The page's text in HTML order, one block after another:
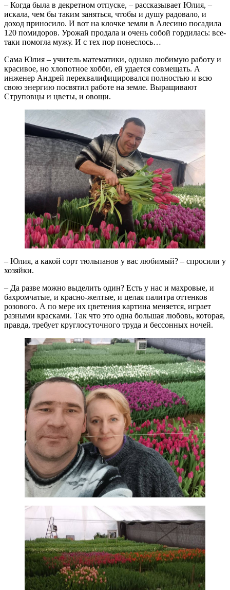
– Когда была в декретном отпуске, – рассказывает Юлия, –
искала, чем бы таким заняться, чтобы и душу радовало, и
доход приносило. И вот на клочке земли в Алесино посадила
120 помидоров. Урожай продала и очень собой гордилась: все-
таки помогла мужу. И с тех пор понеслось…
Сама Юлия – учитель математики, однако любимую работу и
красивое, но хлопотное хобби, ей удается совмещать. А
инженер Андрей переквалифицировался полностью и всю
свою энергию посвятил работе на земле. Выращивают
Струповцы и цветы, и овощи.
– Юлия, а какой сорт тюльпанов у вас любимый? – спросили у
хозяйки.
– Да разве можно выделить один? Есть у нас и махровые, и
бахромчатые, и красно-желтые, и целая палитра оттенков
розового. А по мере их цветения картина меняется, играет
разными красками. Так что это одна большая любовь, которая,
правда, требует круглосуточного труда и бессонных ночей.